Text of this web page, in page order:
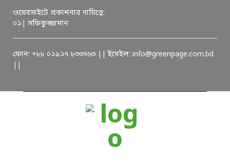
ওয়েবসাইটে প্রকাশনার দায়িত্বে:
০১| সফিকুজ্জামান
ফোন: +৮৮ ০১৯১৭ ৮৩৩৭৬৩ || ইমেইল: info@greenpage.com.bd